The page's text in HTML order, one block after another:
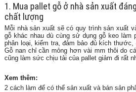
1. Mua pallet gỗ ở nhà sản xuất
chất lượng
Mỗi nhà sản xuất sẽ có quy trình sản xuất
gỗ khác nhau dù cùng sử dụng gỗ keo làm
phân loại, kiểm tra, đảm bảo đủ kích thước,
Gỗ nan chỉ cần mỏng hơn vài mm thôi do
cũng làm sức chịu tải của pallet giảm đi rất
Xem thêm:
2 cách làm để có thể sản xuất và bán sản